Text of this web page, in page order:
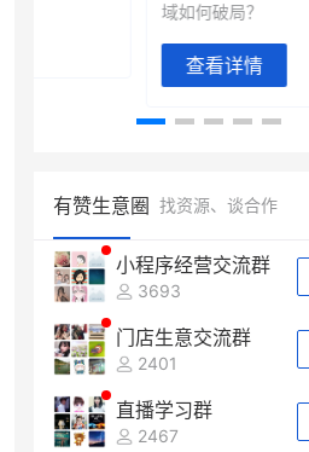
域如何破局？
有赞生意圈 找资源、谈合作
小程序经营交流群
3693
门店生意交流群
2401
直播学习群
2467